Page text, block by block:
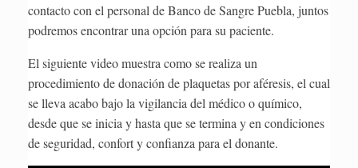
contacto con el personal de Banco de Sangre Puebla, juntos
podremos encontrar una opción para su paciente.
El siguiente video muestra como se realiza un
procedimiento de donación de plaquetas por aféresis, el cual
se lleva acabo bajo la vigilancia del médico o químico,
desde que se inicia y hasta que se termina y en condiciones
de seguridad, confort y confianza para el donante.